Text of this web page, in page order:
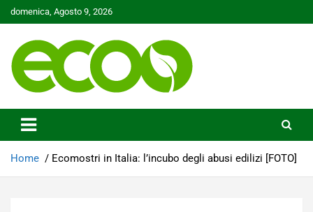
Skip
to
domenica, Agosto 9, 2026
Ecoo.it
Home Ecomostri in Italia: l’incubo degli abusi edilizi [FOTO]